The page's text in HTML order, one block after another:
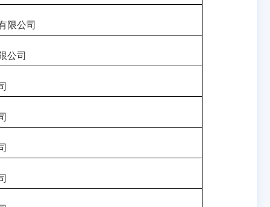
限公司
公司